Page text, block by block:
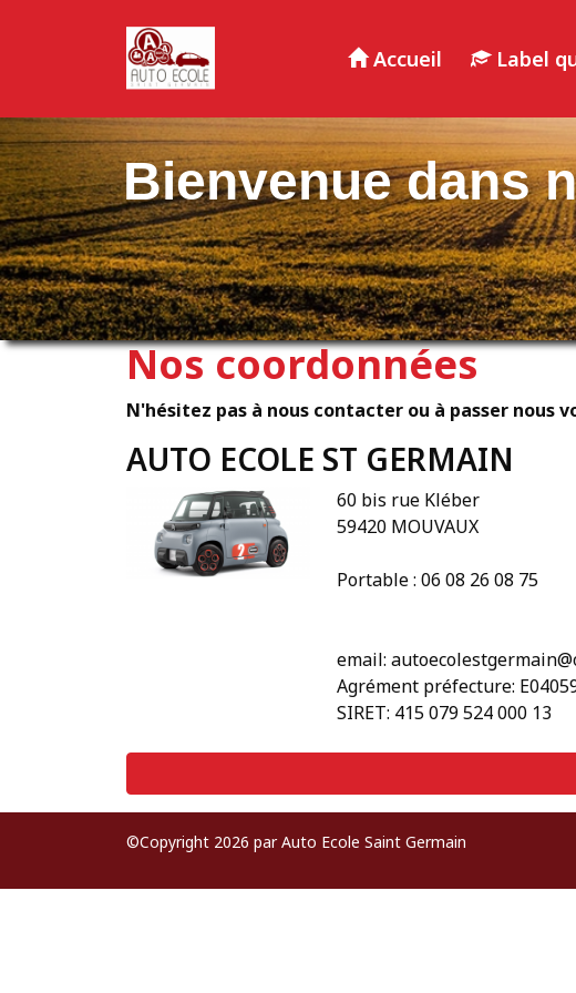
Accueil Label
Bienvenue dans
Nos coordonnées
N'hésitez pas à nous contacter ou à passer nous
AUTO ECOLE ST GERMAIN
60 bis rue Kléber
59420 MOUVAUX
Portable : 06 08 26 08 75
email:
Agrément préfecture:
SIRET: 415 079 524 000 13
©Copyright 2026 par Auto Ecole Saint Germain